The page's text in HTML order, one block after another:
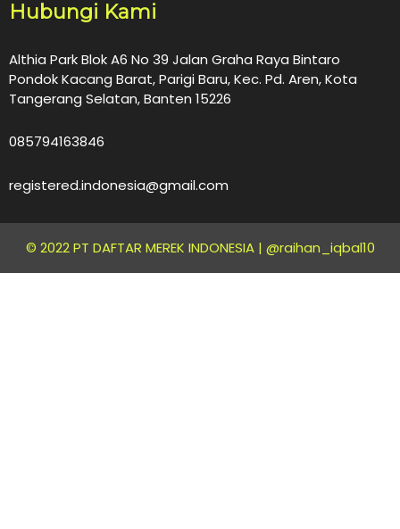
Hubungi Kami
Althia Park Blok A6 No 39 Jalan Graha Raya Bintaro
Pondok Kacang Barat, Parigi Baru, Kec. Pd. Aren, Kota
Tangerang Selatan, Banten 15226
085794163846
registered.indonesia@gmail.com
© 2022 PT DAFTAR MEREK INDONESIA | @raihan_iqbal10